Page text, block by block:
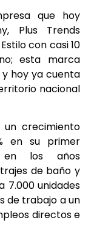
que hoy
Plus Trends
con casi 10
esta marca
hoy ya cuenta
nacional
un crecimiento
en su primer
en los años
de baño y
7.000 unidades
de trabajo a un
directos e